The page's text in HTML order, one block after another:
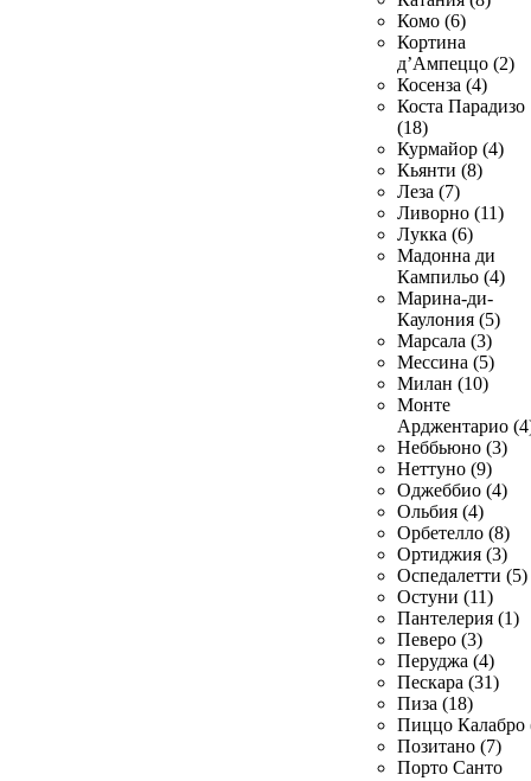
Комо (6)
Кортина
д’Ампеццо (2)
Косенза (4)
Коста Парадизо
(18)
Курмайор (4)
Кьянти (8)
Леза (7)
Ливорно (11)
Лукка (6)
Мадонна ди
Кампильо (4)
Марина-ди-
Каулония (5)
Марсала (3)
Мессина (5)
Милан (10)
Монте
Арджентарио
Неббьюно (3)
Неттуно (9)
Оджеббио (4)
Ольбия (4)
Орбетелло (8)
Ортиджия (3)
Оспедалетти (5)
Остуни (11)
Пантелерия (1)
Певеро (3)
Перуджа (4)
Пескара (31)
Пиза (18)
Пиццо Калабро
Позитано (7)
Порто Санто